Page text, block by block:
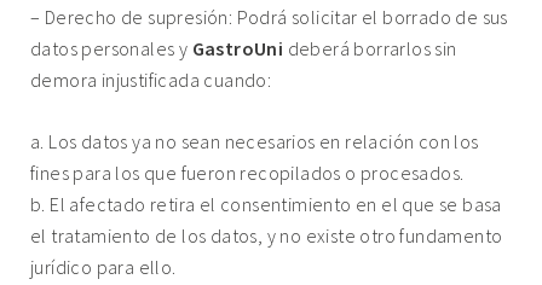
– Derecho de supresión: Podrá solicitar el borrado de sus
datos personales y GastroUni deberá borrarlos sin
demora injustificada cuando:
a. Los datos ya no sean necesarios en relación con los
fines para los que fueron recopilados o procesados.
b. El afectado retira el consentimiento en el que se basa
el tratamiento de los datos, y no existe otro fundamento
jurídico para ello.